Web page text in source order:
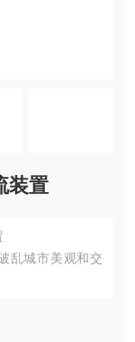
装置
乱城市美观和交